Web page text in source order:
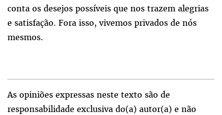
conta os desejos possíveis que nos trazem alegrias
e satisfação. Fora isso, vivemos privados de nós
mesmos.
As opiniões expressas neste texto são de
responsabilidade exclusiva do(a) autor(a) e não